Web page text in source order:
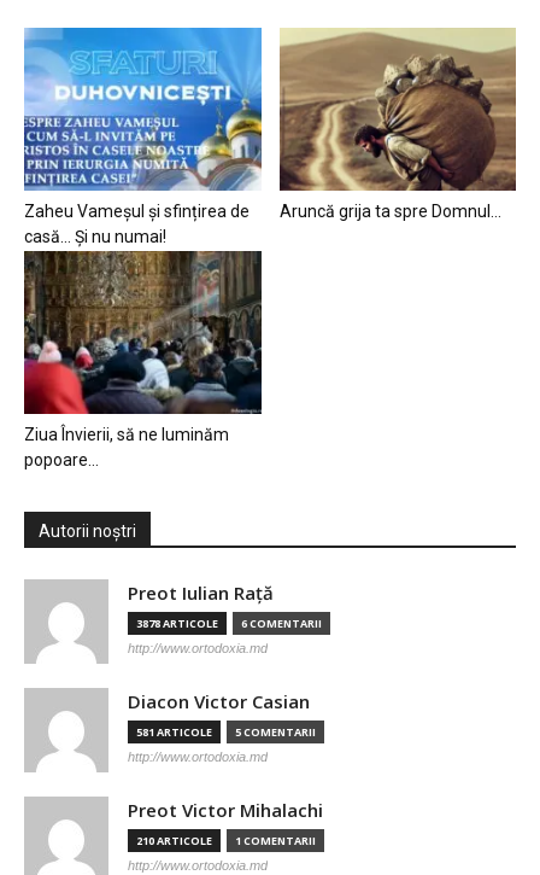
Zaheu Vameșul și sfințirea de
casă… Și nu numai!
Aruncă grija ta spre Domnul…
Ziua Învierii, să ne luminăm
popoare…
Autorii noștri
Preot Iulian Raţă
3878 ARTICOLE 6 COMENTARII
http://www.ortodoxia.md
Diacon Victor Casian
581 ARTICOLE 5 COMENTARII
http://www.ortodoxia.md
Preot Victor Mihalachi
210 ARTICOLE 1 COMENTARII
http://www.ortodoxia.md